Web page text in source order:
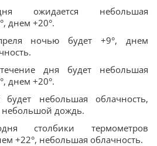
ожидается небольшая
днем +20°.
ночью будет +9°, днем
дня будет небольшая
днем +20°.
небольшая облачность,
небольшой дождь.
столбики термометров
+22°, небольшая облачность.